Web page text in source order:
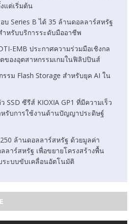
แต่เริ่มต้น
บ Series B ได้ 35 ล้านดอลลาร์สหรัฐ
ำหรับบริการระดับมืออาชีพ
EMB ประกาศความร่วมมือเชิงกล
ตของอุตสาหกรรมเกมในฟิลิปปินส์
รม Flash Storage สำหรับยุค AI ใน
SSD ซีรีส์ KIOXIA GP1 ที่มีความเร็ว
หรับการใช้งานด้านปัญญาประดิษฐ์
ล้านดอลลาร์สหรัฐ ด้วยมูลค่า
ลาร์สหรัฐ เพื่อขยายโครงสร้างพื้น
ะบบขับเคลื่อนอัตโนมัติ